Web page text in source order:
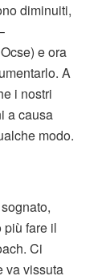
diminuiti,
e ora
A
i nostri
a causa
modo.
più fare il
Ci
va vissuta